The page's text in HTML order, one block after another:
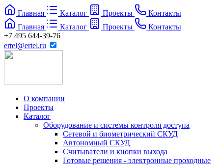
Главная Каталог Проекты
Контакты
Главная
Каталог Проекты
Контакты
+7 495 644-39-76
ertel@ertel.ru
О компании
Проекты
Каталог
Оборудование и системы контроля доступа
Сетевой и биометрический СКУД
Автономный СКУД
Считыватели и кнопки выхода
Готовые решения - электронные проходные